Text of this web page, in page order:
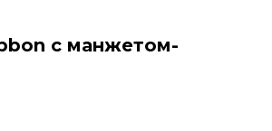
с манжетом-